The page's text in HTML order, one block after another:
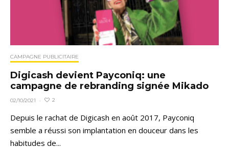
CAMPAGNE PUBLICITAIRE
Digicash devient Payconiq: une
campagne de rebranding signée Mikado
02/10/2021 · 2
Depuis le rachat de Digicash en août 2017, Payconiq
semble a réussi son implantation en douceur dans les
habitudes de...